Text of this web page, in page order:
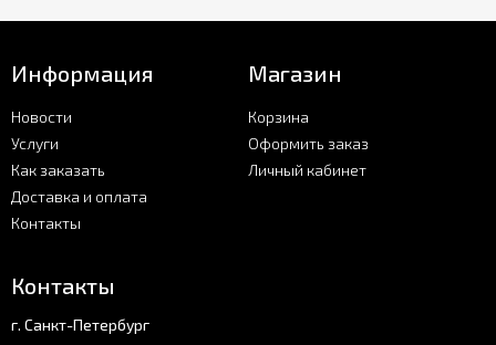
Информация
Новости
Услуги
Как заказать
Доставка и оплата
Контакты
Магазин
Корзина
Оформить заказ
Личный кабинет
Контакты
г. Санкт-Петербург